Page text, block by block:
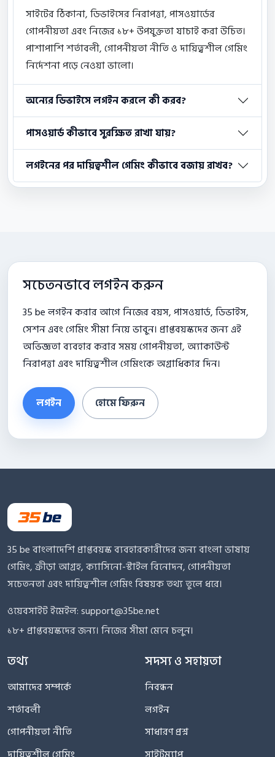
সাইটের ঠিকানা, ডিভাইসের নিরাপত্তা, পাসওয়ার্ডের
গোপনীয়তা এবং নিজের ১৮+ উপযুক্ততা যাচাই করা উচিত।
পাশাপাশি শর্তাবলী, গোপনীয়তা নীতি ও দায়িত্বশীল গেমিং
নির্দেশনা পড়ে নেওয়া ভালো।
অন্যের ডিভাইসে লগইন করলে কী করব?
পাসওয়ার্ড কীভাবে সুরক্ষিত রাখা যায়?
লগইনের পর দায়িত্বশীল গেমিং কীভাবে বজায় রাখব?
সচেতনভাবে লগইন করুন
35 be লগইন করার আগে নিজের বয়স, পাসওয়ার্ড, ডিভাইস,
সেশন এবং গেমিং সীমা নিয়ে ভাবুন। প্রাপ্তবয়স্কদের জন্য এই
অভিজ্ঞতা ব্যবহার করার সময় গোপনীয়তা, অ্যাকাউন্ট
নিরাপত্তা এবং দায়িত্বশীল গেমিংকে অগ্রাধিকার দিন।
লগইন হোমে ফিরুন
35 be বাংলাদেশি প্রাপ্তবয়স্ক ব্যবহারকারীদের জন্য বাংলা ভাষায়
গেমিং, ক্রীড়া আগ্রহ, ক্যাসিনো-স্টাইল বিনোদন, গোপনীয়তা
সচেতনতা এবং দায়িত্বশীল গেমিং বিষয়ক তথ্য তুলে ধরে।
ওয়েবসাইট ইমেইল:support@35be.net
১৮+ প্রাপ্তবয়স্কদের জন্য। নিজের সীমা মেনে চলুন।
তথ্য
আমাদের সম্পর্কে
শর্তাবলী
গোপনীয়তা নীতি
সদস্য ও সহায়তা
নিবন্ধন
লগইন
সাধারণ প্রশ্ন